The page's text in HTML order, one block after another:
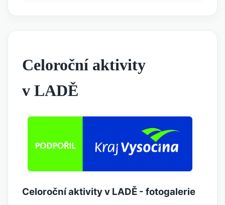
Celoroční aktivity
v LADĚ
Celoroční aktivity v LADĚ - fotogalerie